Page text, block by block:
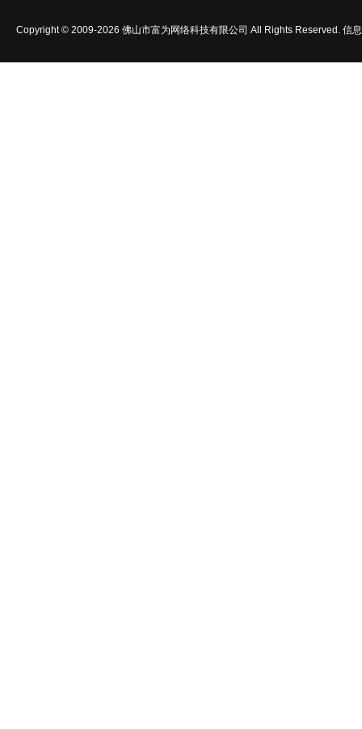
Copyright © 2009-2026 佛山市富为网络科技有限公司 All Rights Reserved. 信